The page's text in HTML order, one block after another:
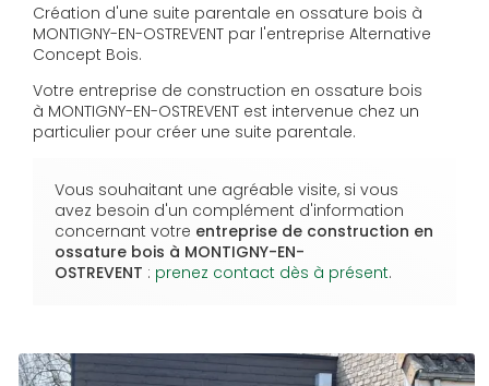
Création d'une suite parentale en ossature bois à
MONTIGNY-EN-OSTREVENT par l'entreprise Alternative
Concept Bois.
Votre entreprise de construction en ossature bois
à MONTIGNY-EN-OSTREVENT est intervenue chez un
particulier pour créer une suite parentale.
Vous souhaitant une agréable visite, si vous
avez besoin d'un complément d'information
concernant votre entreprise de construction en
ossature bois à MONTIGNY-EN-
OSTREVENT : prenez contact dès à présent.